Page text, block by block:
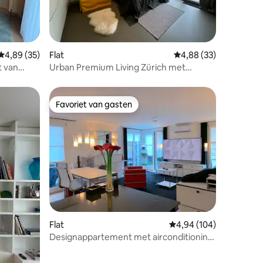
beoordeling van 4,89 op 5, 35 recensies
4,89 (35)
van
Flat Gemiddelde
4,88 (33)
Urban Premium Living Zürich met
Favoriet van gasten
Favoriet van gasten
Flat Gemiddelde
4,94 (104)
Designappartement met airconditioning